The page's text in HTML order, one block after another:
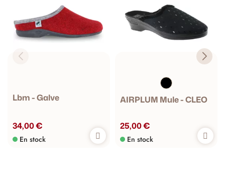
Lbm - Galve
34,00 €
En stock
AIRPLUM Mule - CLEO
25,00 €
En stock